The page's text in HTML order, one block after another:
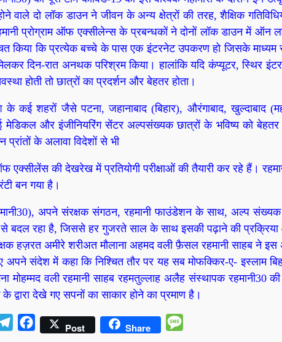
वाले दो लॉक डाउन ने जीवन के अन्य क्षेत्रों की तरह, शैक्षिक
प्रोग्राम ऑफ एक्सीलेन्स के प्रबन्धकों ने दोनों लॉक डाउन में
किया कि प्रत्येक बच्चे के पास एक इंटरनेट उपकरण हो जिसके माध्यम
दिन-रात अनथक परिश्रम किया। हालांकि यदि कंप्यूटर, स्थिर
होती तो छात्रों का प्रदर्शन और बेहतर होता।
कई शहरों जैसे पटना, जहानाबाद (बिहार), औरंगाबाद, खुल्दाबाद
और इंजीनियरिंग सेंटर अल्पसंख्यक छात्रों के भविष्य को
के अलावा विदेशों से भी
एक्सीलेंस की देखरेख में प्रतियोगी परीक्षाओं की तैयारी कर रहे हैं।
बन गया है।
अपने संरक्षक संगठन, रहमानी फाउंडेशन के साथ, अल्प संख्यक
बदल रहा है, जिससे हर गुजरते साल के साथ इसकी पढ़ाने की प्रक्रिया
हज़रत अमीरे शरीअत मौलाना अहमद वली फ़ैसल रहमानी साहब ने
अपने संदेश में कहा कि निश्चित तौर पर यह सब मोफक्किर-ए- इस्लाम
मोहम्मद वली रहमानी साहब रहमतुल्लाह अलैह संस्थापक
देखे गए सपनों का साकार होने का प्रमाण है।
TelegramFacebookPost Share